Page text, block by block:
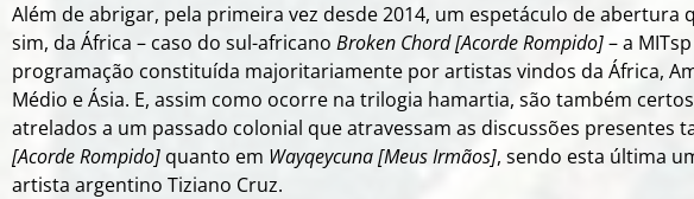
Além de abrigar, pela primeira vez desde 2014, um espetáculo de abertura
sim, da África – caso do sul-africano Broken Chord [Acorde Rompido]– a
programação constituída majoritariamente por artistas vindos da África,
Médio e Ásia. E, assim como ocorre na trilogia hamartia, são também
atrelados a um passado colonial que atravessam as discussões presentes
[Acorde Rompido]quanto em Wayqeycuna [Meus Irmãos], sendo esta última
artista argentino Tiziano Cruz.